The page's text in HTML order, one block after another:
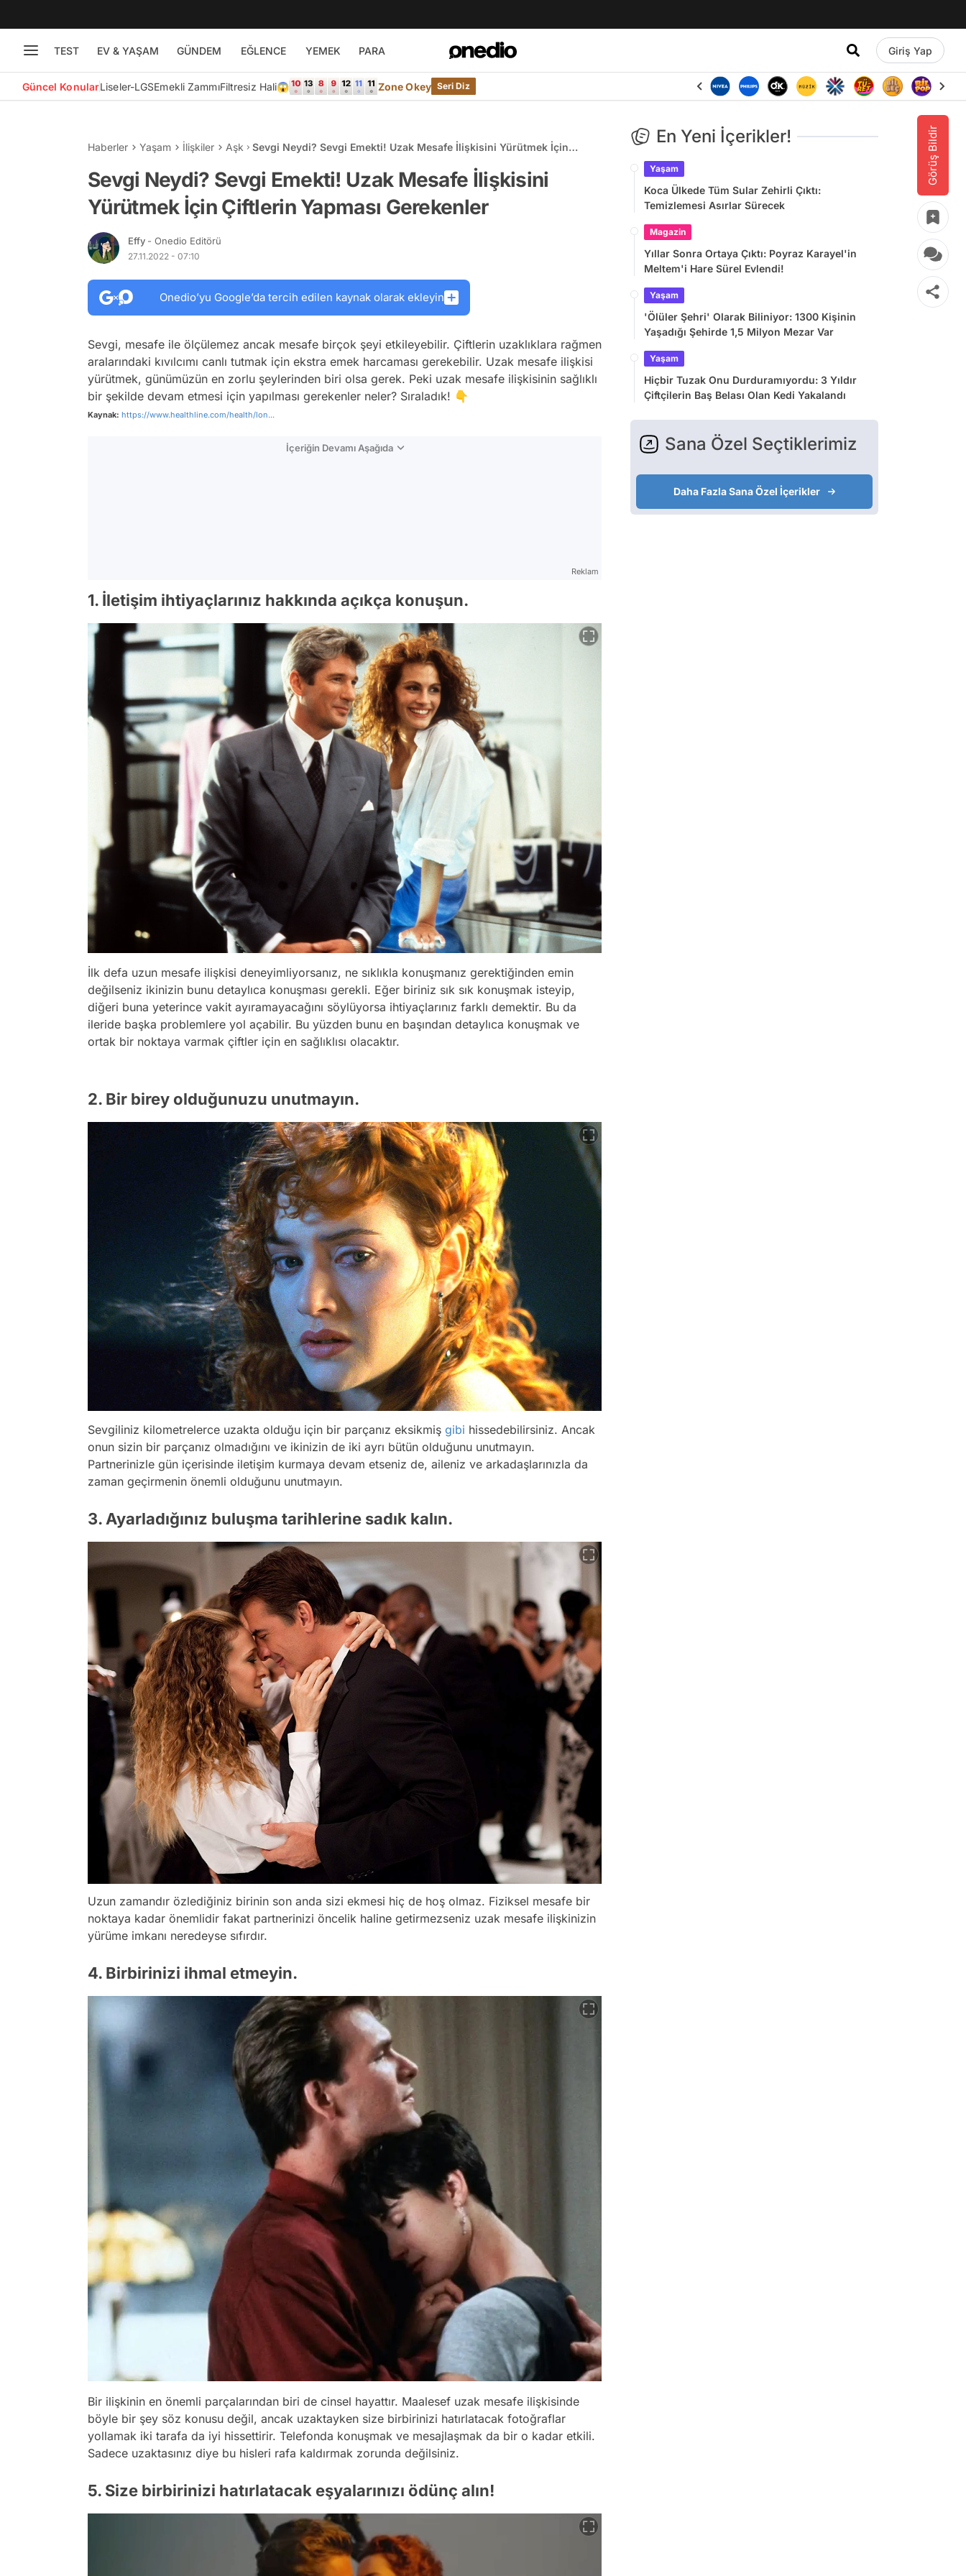
TEST EV & YAŞAM GÜNDEM EĞLENCE YEMEK PARA Giriş Yap
Güncel KonularLiseler-LGSEmekli ZammıFiltresiz Hali😱 Zone Okey Seri Diz
Görüş Bildir
Haberler Yaşam İlişkiler Aşk
Sevgi Neydi? Sevgi Emekti! Uzak Mesafe İlişkisini Yürütmek İçin
Sevgi Neydi? Sevgi Emekti! Uzak Mesafe İlişkisini
Yürütmek İçin Çiftlerin Yapması Gerekenler
Effy - Onedio Editörü
27.11.2022 - 07:10
Onedio’yu Google’da tercih edilen kaynak olarak ekleyin
Sevgi, mesafe ile ölçülemez ancak mesafe birçok şeyi etkileyebilir. Çiftlerin uzaklıklara rağmen
aralarındaki kıvılcımı canlı tutmak için ekstra emek harcaması gerekebilir. Uzak mesafe ilişkisi
yürütmek, günümüzün en zorlu şeylerinden biri olsa gerek. Peki uzak mesafe ilişkisinin sağlıklı
bir şekilde devam etmesi için yapılması gerekenler neler? Sıraladık! 👇
Kaynak: https://www.healthline.com/health/lon...
İçeriğin Devamı Aşağıda
Reklam
1. İletişim ihtiyaçlarınız hakkında açıkça konuşun.
İlk defa uzun mesafe ilişkisi deneyimliyorsanız, ne sıklıkla konuşmanız gerektiğinden emin
değilseniz ikinizin bunu detaylıca konuşması gerekli. Eğer biriniz sık sık konuşmak isteyip,
diğeri buna yeterince vakit ayıramayacağını söylüyorsa ihtiyaçlarınız farklı demektir. Bu da
ileride başka problemlere yol açabilir. Bu yüzden bunu en başından detaylıca konuşmak ve
ortak bir noktaya varmak çiftler için en sağlıklısı olacaktır.
2. Bir birey olduğunuzu unutmayın.
Sevgiliniz kilometrelerce uzakta olduğu için bir parçanız eksikmiş gibi hissedebilirsiniz. Ancak
onun sizin bir parçanız olmadığını ve ikinizin de iki ayrı bütün olduğunu unutmayın.
Partnerinizle gün içerisinde iletişim kurmaya devam etseniz de, aileniz ve arkadaşlarınızla da
zaman geçirmenin önemli olduğunu unutmayın.
3. Ayarladığınız buluşma tarihlerine sadık kalın.
Uzun zamandır özlediğiniz birinin son anda sizi ekmesi hiç de hoş olmaz. Fiziksel mesafe bir
noktaya kadar önemlidir fakat partnerinizi öncelik haline getirmezseniz uzak mesafe ilişkinizin
yürüme imkanı neredeyse sıfırdır.
4. Birbirinizi ihmal etmeyin.
Bir ilişkinin en önemli parçalarından biri de cinsel hayattır. Maalesef uzak mesafe ilişkisinde
böyle bir şey söz konusu değil, ancak uzaktayken size birbirinizi hatırlatacak fotoğraflar
yollamak iki tarafa da iyi hissettirir. Telefonda konuşmak ve mesajlaşmak da bir o kadar etkili.
Sadece uzaktasınız diye bu hisleri rafa kaldırmak zorunda değilsiniz.
5. Size birbirinizi hatırlatacak eşyalarınızı ödünç alın!
En Yeni İçerikler!
Yaşam
Koca Ülkede Tüm Sular Zehirli Çıktı:
Temizlemesi Asırlar Sürecek
Magazin
Yıllar Sonra Ortaya Çıktı: Poyraz Karayel'in
Meltem'i Hare Sürel Evlendi!
Yaşam
'Ölüler Şehri' Olarak Biliniyor: 1300 Kişinin
Yaşadığı Şehirde 1,5 Milyon Mezar Var
Yaşam
Hiçbir Tuzak Onu Durduramıyordu: 3 Yıldır
Çiftçilerin Baş Belası Olan Kedi Yakalandı
Sana Özel Seçtiklerimiz
Daha Fazla Sana Özel İçerikler